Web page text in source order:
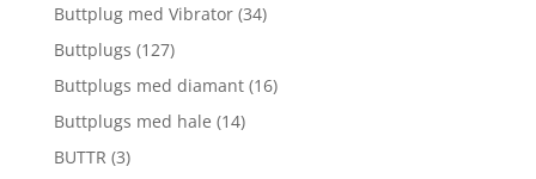
Buttplug med Vibrator (34)
Buttplugs (127)
Buttplugs med diamant (16)
Buttplugs med hale (14)
BUTTR (3)